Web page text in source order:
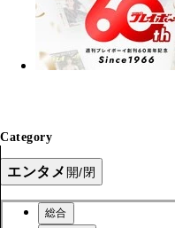
Category
エンタメ 開/閉
総合